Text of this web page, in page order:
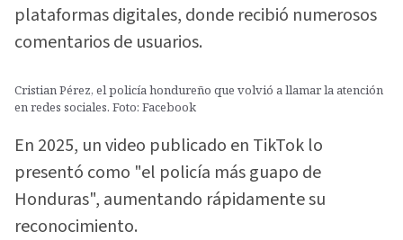
plataformas digitales, donde recibió numerosos
comentarios de usuarios.
Cristian Pérez, el policía hondureño que volvió a llamar la atención
en redes sociales. Foto: Facebook
En 2025, un video publicado en TikTok lo
presentó como "el policía más guapo de
Honduras", aumentando rápidamente su
reconocimiento.